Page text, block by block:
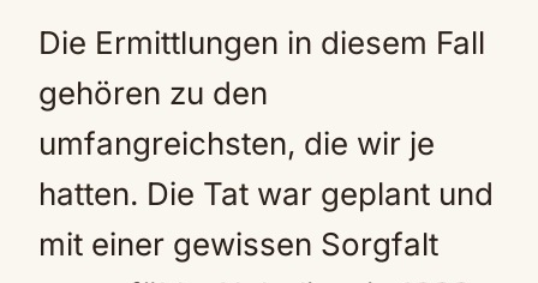
Die Ermittlungen in diesem Fall
gehören zu den
umfangreichsten, die wir je
hatten. Die Tat war geplant und
mit einer gewissen Sorgfalt